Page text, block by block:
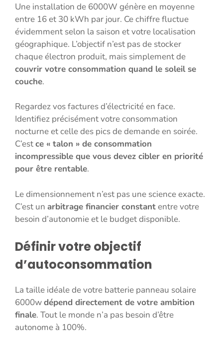
Une installation de 6000W génère en moyenne
entre 16 et 30 kWh par jour. Ce chiffre fluctue
évidemment selon la saison et votre localisation
géographique. L’objectif n’est pas de stocker
chaque électron produit, mais simplement de
couvrir votre consommation quand le soleil se
couche.
Regardez vos factures d’électricité en face.
Identifiez précisément votre consommation
nocturne et celle des pics de demande en soirée.
C’estce « talon » de consommation
incompressible que vous devez cibler en priorité
pour être rentable.
Le dimensionnement n’est pas une science exacte.
C’est un arbitrage financier constantentre votre
besoin d’autonomie et le budget disponible.
Définir votre objectif
d’autoconsommation
La taille idéale de votre batterie panneau solaire
6000wdépend directement de votre ambition
finale. Tout le monde n’a pas besoin d’être
autonome à 100%.